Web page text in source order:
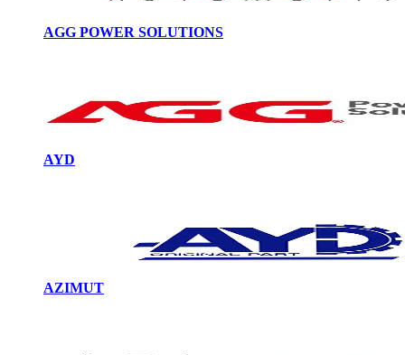
AGG POWER SOLUTIONS
AYD
AZIMUT